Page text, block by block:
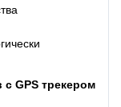
GPS трекером